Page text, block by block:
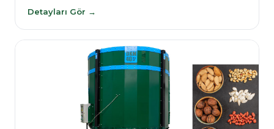
Detayları Gör →